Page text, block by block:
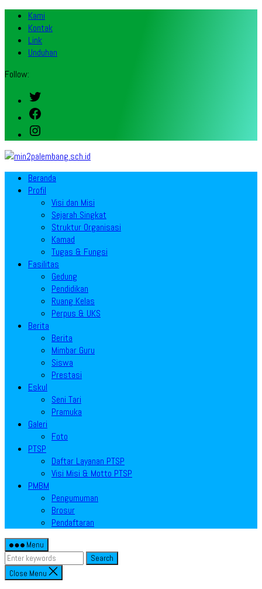
Kami
Kontak
Link
Unduhan
Follow:
Twitter
Facebook
Instagram
Beranda
Profil
Visi dan Misi
Sejarah Singkat
Struktur Organisasi
Kamad
Tugas & Fungsi
Fasilitas
Gedung
Pendidikan
Ruang Kelas
Perpus & UKS
Berita
Berita
Mimbar Guru
Siswa
Prestasi
Eskul
Seni Tari
Pramuka
Galeri
Foto
PTSP
Daftar Layanan PTSP
Visi Misi & Motto PTSP
PMBM
Pengumuman
Brosur
Pendaftaran
Menu
Search
Close Menu